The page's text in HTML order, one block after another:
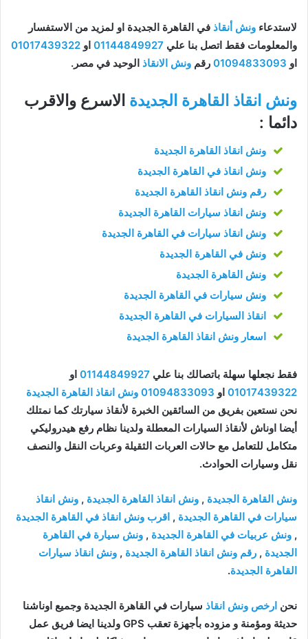
لاستدعاء ونش أنقاذ في القاهرة الجديدة او لمزيد من الاستفسار
والمعلومات فقط اتصل بنا علي 01144849927 او 01017439322
او 01094833093 رقم ونش الانقاذ الوحيد في مصر.
ونش انقاذ القاهرة الجديدة الاسرع والاقرب
دائما :
ونش انقاذ القاهرة الجديدة
ونش انقاذ في القاهرة الجديدة
رقم ونش انقاذ القاهرة الجديدة
ونش انقاذ سيارات القاهرة الجديدة
ونش انقاذ سيارات في القاهرة الجديدة
ونش في القاهرة الجديدة
ونش القاهرة الجديدة
ونش سيارات في القاهرة الجديدة
انقاذ السيارات في القاهرة الجديدة
اسعار ونش انقاذ القاهرة الجديدة
فقط نجعلها سهلة باتصالك بنا علي 01144849927 او
01017439322 او 01094833093 ونش انقاذ القاهرة الجديدة
نحن نستعين بفريق من السائقين الخبرة لأنقاذ سيارتك كما نمتلك
أيضا اوناش لأنقاذ السيارات المعطلة ولدينا نظام رفع هيدروليكي
متكامل للتعامل مع حالات العربات الثقيلة وعربات النقل والنصف
نقل وسيارات الحوادث.
ونش القاهرة الجديدة , ونش انقاذ القاهرة الجديدة , ونش انقاذ
سيارات في القاهرة الجديدة , اقرب ونش انقاذ في القاهرة الجديدة
, ونش عربيات في القاهرة الجديدة , ونش سيارة في القاهرة
الجديدة , رقم ونش انقاذ القاهرة الجديدة , ونش انقاذ سيارات
القاهرة الجديدة.
نحن ارخص ونش انقاذ سيارات في القاهرة الجديدة وجميع اوناشنا
حديثة ومؤمنة و مزوده بأجهزة تعقب GPS ولدينا ايضا فريق عمل